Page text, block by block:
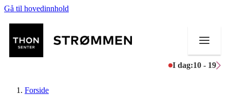
Gå til hovedinnhold
I dag:10 - 19
Forside